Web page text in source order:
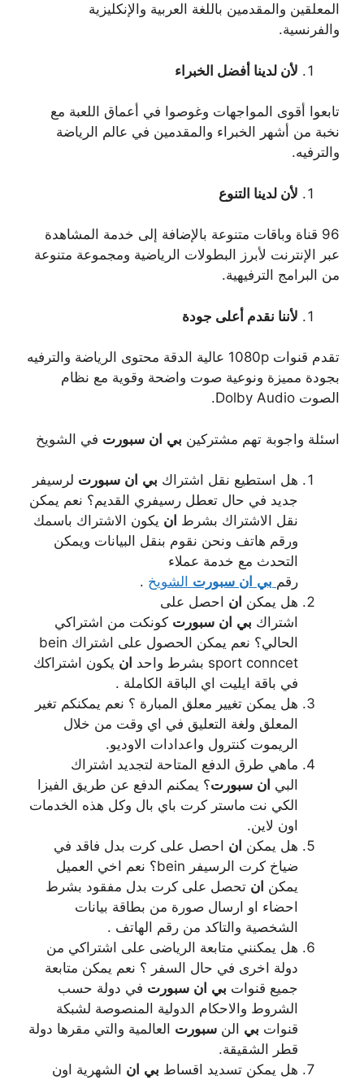
المعلقين والمقدمين باللغة العربية والإنكليزية
والفرنسية.
لأن لدينا أفضل الخبراء
تابعوا أقوى المواجهات وغوصوا في أعماق اللعبة مع
نخبة من أشهر الخبراء والمقدمين في عالم الرياضة
والترفيه.
لأن لدينا التنوع
96 قناة وباقات متنوعة بالإضافة إلى خدمة المشاهدة
عبر الإنترنت لأبرز البطولات الرياضية ومجموعة متنوعة
من البرامج الترفيهية.
لأننا نقدم أعلى جودة
تقدم قنوات 1080p عالية الدقة محتوى الرياضة والترفيه
بجودة مميزة ونوعية صوت واضحة وقوية مع نظام
الصوت Dolby Audio.
اسئلة واجوبة تهم مشتركين بي ان سبورت في الشويخ
هل استطيع نقل اشتراك بي ان سبورت لرسيفر
جديد في حال تعطل رسيفري القديم؟ نعم يمكن
نقل الاشتراك بشرط ان يكون الاشتراك باسمك
ورقم هاتف ونحن نقوم بنقل البيانات ويمكن
التحدث مع خدمة عملاء
رقم بي ان سبورت الشويخ .
هل يمكن ان احصل على
اشتراك بي ان سبورت كونكت من اشتراكي
الحالي؟ نعم يمكن الحصول على اشتراك bein
sport conncet بشرط واحد
ان يكون اشتراكك
في باقة ايليت اي الباقة الكاملة .
هل يمكن تغيير معلق المبارة ؟ نعم يمكنكم تغير
المعلق ولغة التعليق في اي وقت من خلال
الريموت كنترول واعدادات الاوديو.
ماهي طرق الدفع المتاحة لتجديد اشتراك
البي ان سبورت؟ يمكنم الدفع عن طريق الفيزا
الكي نت ماستر كرت باي بال وكل هذه الخدمات
اون لاين.
هل يمكن ان احصل على كرت بدل فاقد في
ضياخ كرت الرسيفر bein؟ نعم اخي العميل
يمكن ان تحصل على كرت بدل مفقود بشرط
احضاء او ارسال صورة من بطاقة بيانات
الشخصية والتاكد من رقم الهاتف .
هل يمكنني متابعة الرياضى على اشتراكي من
دولة اخرى في حال السفر ؟ نعم يمكن متابعة
جميع قنوات بي ان سبورت في دولة حسب
الشروط والاحكام الدولية المنصوصة لشبكة
قنوات بي الن سبورت العالمية والتي مقرها دولة
قطر الشقيقة.
هل يمكن تسديد اقساط بي ان الشهرية اون